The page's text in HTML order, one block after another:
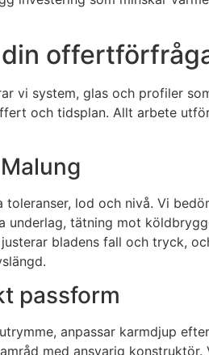
vi system, glas och profiler
och tidsplan. Allt arbete
lod och nivå. Vi
tätning mot
bladens fall och tryck,
passform
anpassar karmdjup
med ansvarig